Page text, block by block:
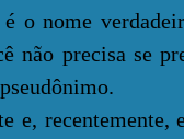
não precisa se
recentemente,